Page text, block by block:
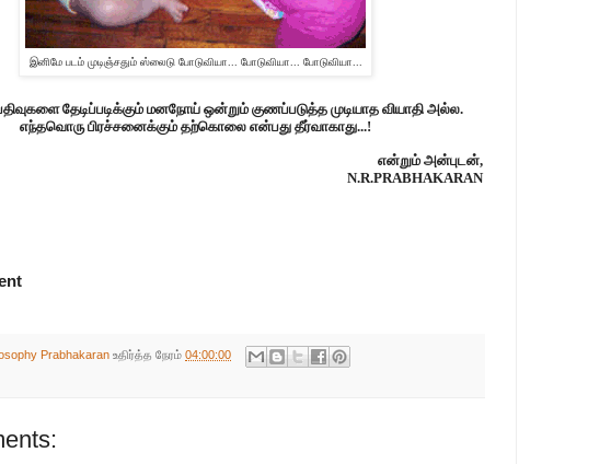
இனிமே படம் முடிஞ்சதும் ஸ்லைடு போடுவியா... போடுவியா... போடுவியா...
தேடிப்படிக்கும் மனநோய் ஒன்றும் குணப்படுத்த முடியாத வியாதி அல்ல.
எந்தவொரு பிரச்சனைக்கும் தற்கொலை என்பது தீர்வாகாது...!
என்றும் அன்புடன்,
N.R.PRABHAKARAN
Prabhakaran உதிர்த்த நேரம் 04:00:00